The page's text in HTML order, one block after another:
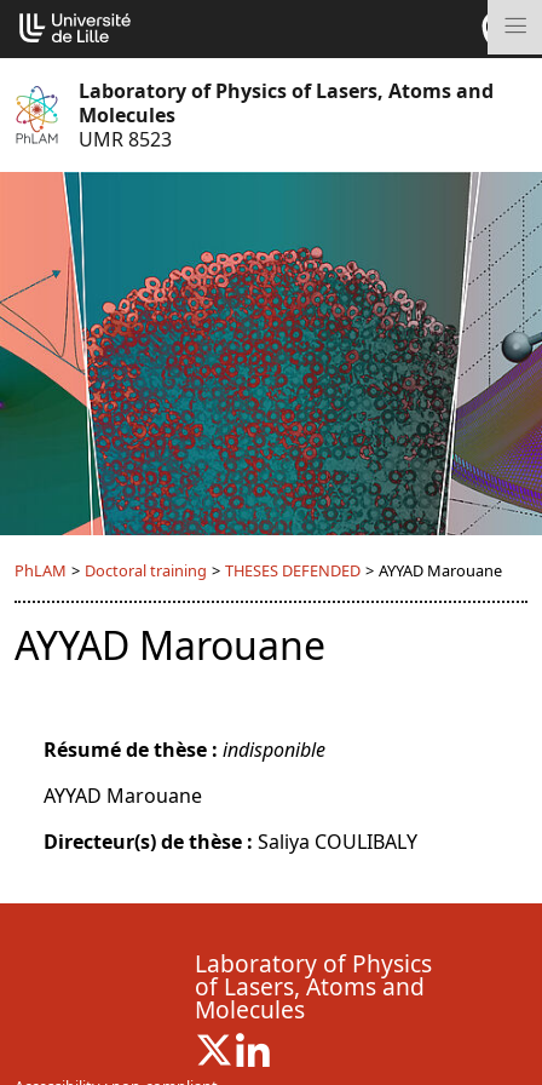
Go
content
Laboratory of Physics of Lasers, Atoms and
Molecules
UMR 8523
PhLAM > Doctoral training > THESES DEFENDED > AYYAD Marouane
AYYAD Marouane
Résumé de thèse : indisponible
AYYAD Marouane
Directeur(s) de thèse : Saliya COULIBALY
Laboratory of Physics
of Lasers, Atoms and
Molecules
X ( New window)
Cookies management panel